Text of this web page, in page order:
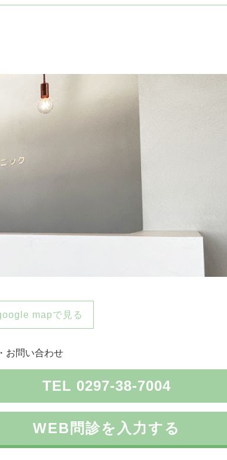
mapで見る
お問い合わせ
TEL 0297-38-7004
WEB問診を入力する